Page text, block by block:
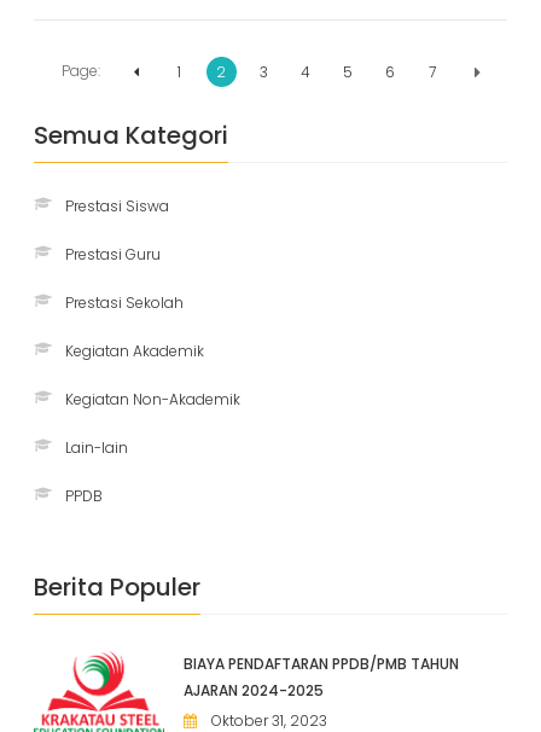
1 2 3 4 5 6 7
Page:
Semua Kategori
Prestasi Siswa
Prestasi Guru
Prestasi Sekolah
Kegiatan Akademik
Kegiatan Non-Akademik
Lain-lain
PPDB
Berita Populer
BIAYA PENDAFTARAN PPDB/PMB TAHUN
AJARAN 2024-2025
Oktober 31, 2023